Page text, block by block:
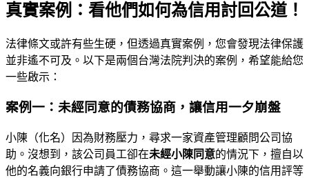
真實案例：看他們如何為信用討回公道！
法律條文或許有些生硬，但透過真實案例，您會發現法律保護
並非遙不可及。以下是兩個台灣法院判決的案例，希望能給您
一些啟示：
案例一：未經同意的債務協商，讓信用一夕崩盤
小陳（化名）因為財務壓力，尋求一家資產管理顧問公司協
助。沒想到，該公司員工卻在未經小陳同意的情況下，擅自以
他的名義向銀行申請了債務協商。這一舉動讓小陳的信用評等